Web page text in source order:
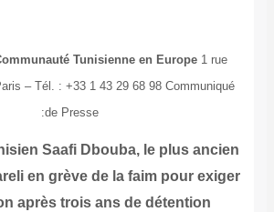
Tunisienne en Europe 1 rue
– Tél. : +33 1 43 29 68 98 Communiqué
de Presse:
Saafi Dbouba, le plus ancien
en grève de la faim pour exiger
après trois ans de détention